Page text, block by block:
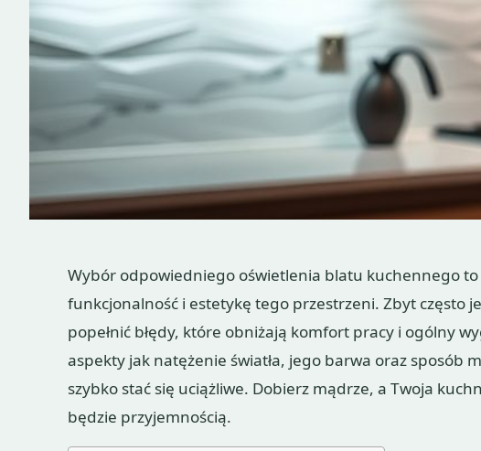
Wybór odpowiedniego oświetlenia blatu kuchennego to
funkcjonalność i estetykę tego przestrzeni. Zbyt często
popełnić błędy, które obniżają komfort pracy i ogólny
aspekty jak natężenie światła, jego barwa oraz sposób
szybko stać się uciążliwe. Dobierz mądrze, a Twoja
będzie przyjemnością.